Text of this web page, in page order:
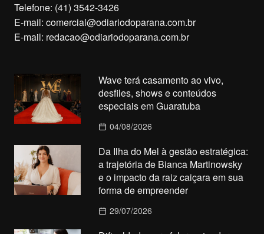
Telefone: (41) 3542-3426
E-mail: comercial@odiariodoparana.com.br
E-mail: redacao@odiariodoparana.com.br
Wave terá casamento ao vivo,
desfiles, shows e conteúdos
especiais em Guaratuba
04/08/2026
Da Ilha do Mel à gestão estratégica:
a trajetória de Bianca Martinowsky
e o impacto da raiz caiçara em sua
forma de empreender
29/07/2026